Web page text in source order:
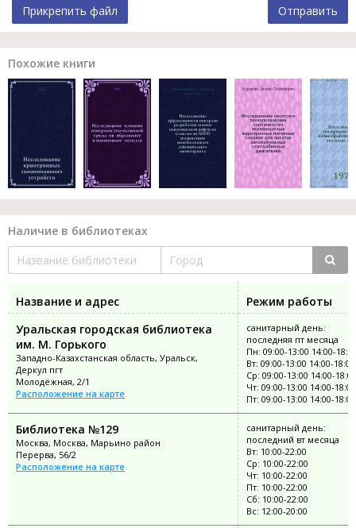
Прикрепить файл Отправить
Похожие книги
Наличие в библиотеках
Название и адрес
Режим работы
Уральская городская библиотека
им. М. Горького
Западно-Казахстанская область, Уральск,
Деркул пгт
Молодёжная, 2/1
Расположение на карте
санитарный день:
последняя пт месяца
Пн: 09:00-13:00 14:00-
Вт: 09:00-13:00 14:00-18:00
Ср: 09:00-13:00 14:00-18:00
Чт: 09:00-13:00 14:00-18:00
Пт: 09:00-13:00 14:00-18:00
Библиотека №129
Москва, Москва, Марьино район
Перерва, 56/2
Расположение на карте
санитарный день:
последний вт месяца
Вт: 10:00-22:00
Ср: 10:00-22:00
Чт: 10:00-22:00
Пт: 10:00-22:00
Сб: 10:00-22:00
Вс: 12:00-20:00